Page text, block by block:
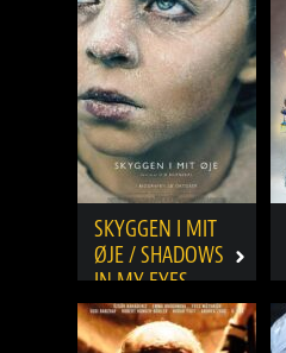
SKYGGEN I MIT
ØJE / SHADOWS
IN MY EYES